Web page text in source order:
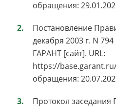
обращения:
Постановление
декабря 2003 г. N
ГАРАНТ [сайт]. URL:
https://
обращения:
Протокол заседания